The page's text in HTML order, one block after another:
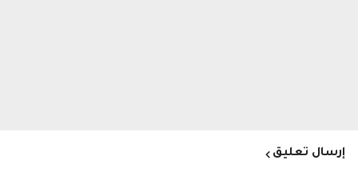
إرسال تعليق